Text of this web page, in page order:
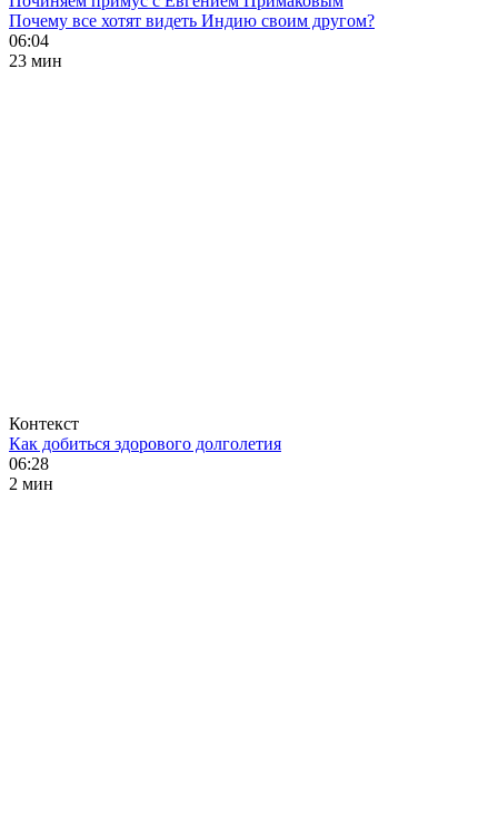
Почему все хотят видеть Индию своим другом?
06:04
23 мин
Контекст
Как добиться здорового долголетия
06:28
2 мин